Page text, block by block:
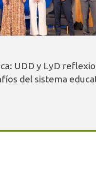
UDD y LyD
del sistema